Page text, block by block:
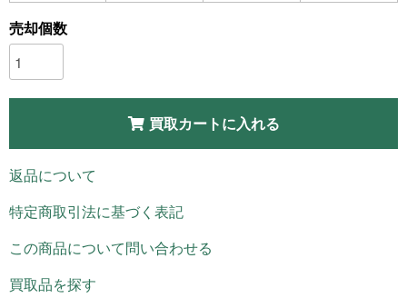
売却個数
買取カートに入れる
返品について
特定商取引法に基づく表記
この商品について問い合わせる
買取品を探す